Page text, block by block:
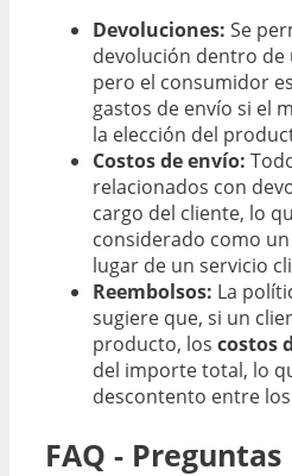
Devoluciones: Se
devolución dentro de
pero el consumidor
gastos de envío si el
la elección del
Costos de envío:
relacionados con
cargo del cliente, lo
considerado como
lugar de un servicio
Reembolsos: La
sugiere que, si un
producto, los costos
del importe total, lo
descontento entre
FAQ -